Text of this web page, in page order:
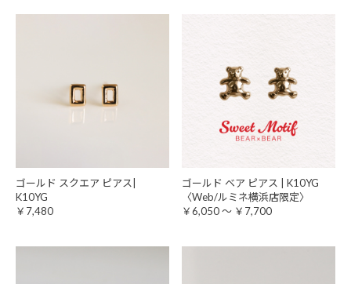
ゴールド スクエア ピアス|
K10YG
￥7,480
ゴールド ベア ピアス | K10YG
〈Web/ルミネ横浜店限定〉
￥6,050 ～ ￥7,700